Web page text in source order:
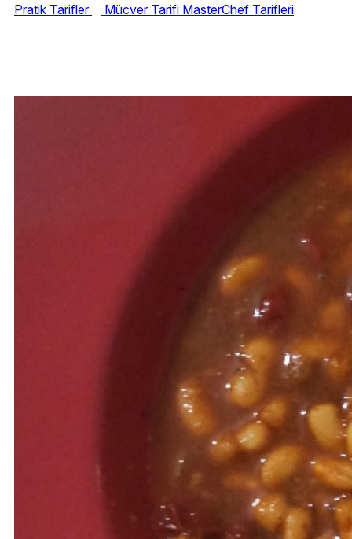
Pratik Tarifler Mücver Tarifi MasterChef Tarifleri